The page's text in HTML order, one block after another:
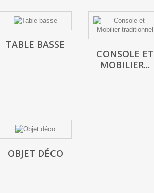
TABLE BASSE
CONSOLE ET
MOBILIER...
OBJET DÉCO